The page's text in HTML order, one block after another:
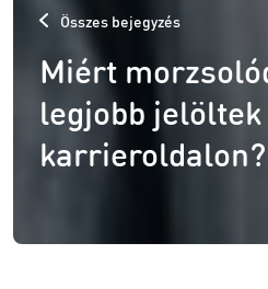
Összes bejegyzés
Miért
legjobb jelöltek
karrieroldalon?